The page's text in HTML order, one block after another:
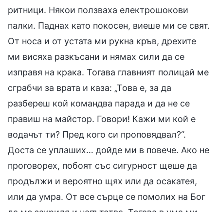
ритници. Някои ползваха електрошокови
палки. Паднах като покосен, виеше ми се свят.
От носа и от устата ми рукна кръв, дрехите
ми висяха разкъсани и нямах сили да се
изправя на крака. Тогава главният полицай ме
сграбчи за врата и каза: „Това е, за да
разбереш кой командва парада и да не се
правиш на майстор. Говори! Кажи ми кой е
водачът ти? Пред кого си проповядвал?“.
Доста се уплаших… дойде ми в повече. Ако не
проговорех, побоят със сигурност щеше да
продължи и вероятно щях или да осакатея,
или да умра. От все сърце се помолих на Бог